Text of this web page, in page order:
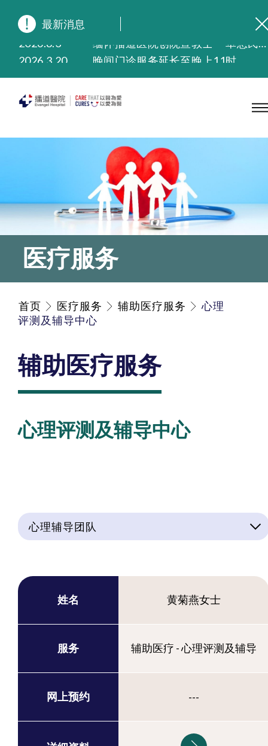
最新消息
2026.8.3
晚间门诊服务延长至晚上11时
2025.8.4
播道医院体检服务获客户正面评价
医疗服务
首页 医疗服务 辅助医疗服务
心理
评测及辅导中心
辅助医疗服务
心理评测及辅导中心
心理辅导团队
姓名 黄菊燕女士
服务 辅助医疗 - 心理评测及辅导
网上预约 ---